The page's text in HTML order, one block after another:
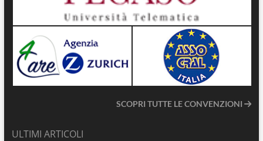
SCOPRI TUTTE LE CONVENZIONI
ULTIMI ARTICOLI